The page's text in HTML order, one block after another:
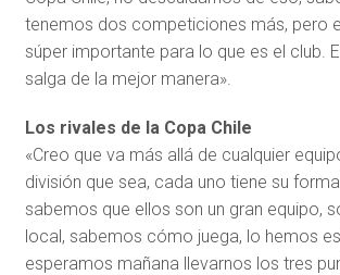
tenemos dos competiciones más, pero
súper importante para lo que es el club.
salga de la mejor manera».
Los rivales de la Copa Chile
«Creo que va más allá de cualquier
división que sea, cada uno tiene su
sabemos que ellos son un gran equipo,
local, sabemos cómo juega, lo hemos
esperamos mañana llevarnos los tres